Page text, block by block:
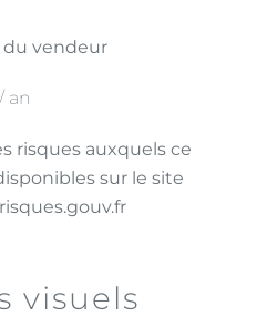
du vendeur
an
risques auxquels ce
sur le site
visuels